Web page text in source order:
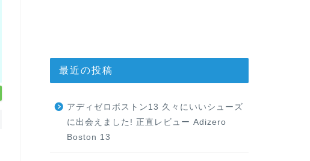
最近の投稿
アディゼロボストン13 久々にいいシューズ
に出会えました! 正直レビュー Adizero
Boston 13